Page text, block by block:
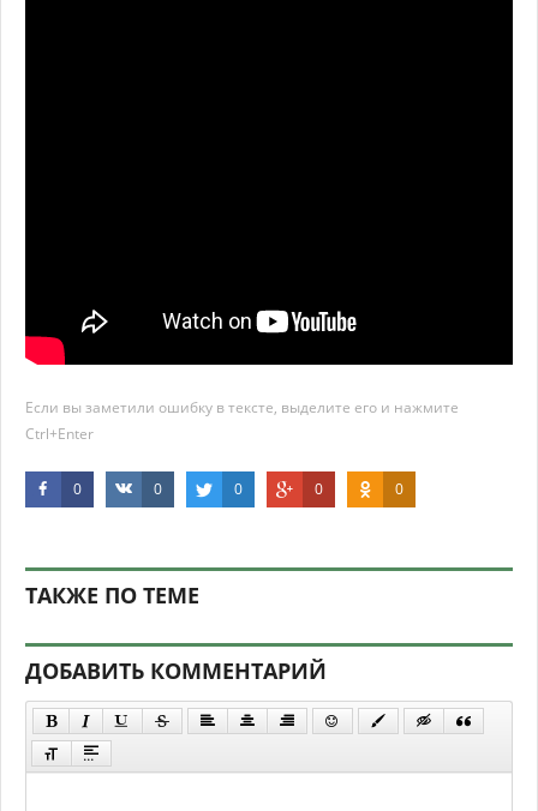
Если вы заметили ошибку в тексте, выделите его и нажмите
Ctrl+Enter
0 0 0 0 0
ТАКЖЕ ПО ТЕМЕ
ДОБАВИТЬ КОММЕНТАРИЙ